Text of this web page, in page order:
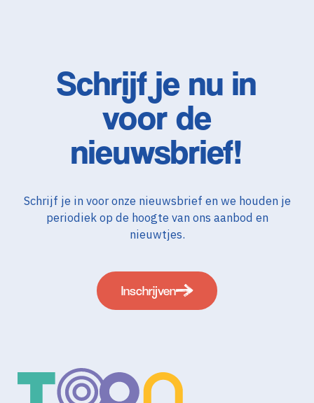
Schrijf je nu in
voor de
nieuwsbrief!
Schrijf je in voor onze nieuwsbrief en we houden je
periodiek op de hoogte van ons aanbod en
nieuwtjes.
Inschrijven